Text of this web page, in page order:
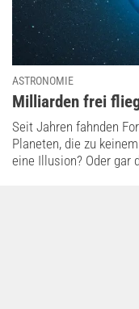
ASTRONOMIE
:
Milliarden frei
Seit Jahren fahnden
Planeten, die zu
eine Illusion? Oder gar